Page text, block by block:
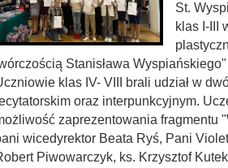
St.
klas I-III
Stanisława
klas IV- VIII brali udział w
oraz interpunkcyjnym.
zaprezentowania fragmentu
wicedyrektor Beata Ryś, Pani
Piwowarczyk, ks. Krzysztof